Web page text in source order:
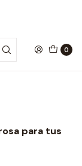
0
perfecta!
perfecta!
para tus